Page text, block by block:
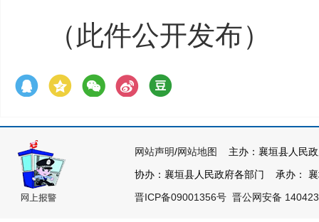
（此件公开发布）
网站声明/网站地图
主办：襄垣县人民
协办：襄垣县人民政府各部门 承办：
晋ICP备09001356号 晋公网安备